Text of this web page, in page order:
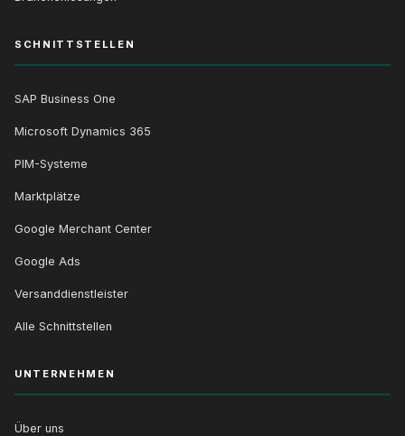
SCHNITTSTELLEN
SAP Business One
Microsoft Dynamics 365
PIM-Systeme
Marktplätze
Google Merchant Center
Google Ads
Versanddienstleister
Alle Schnittstellen
UNTERNEHMEN
Über uns